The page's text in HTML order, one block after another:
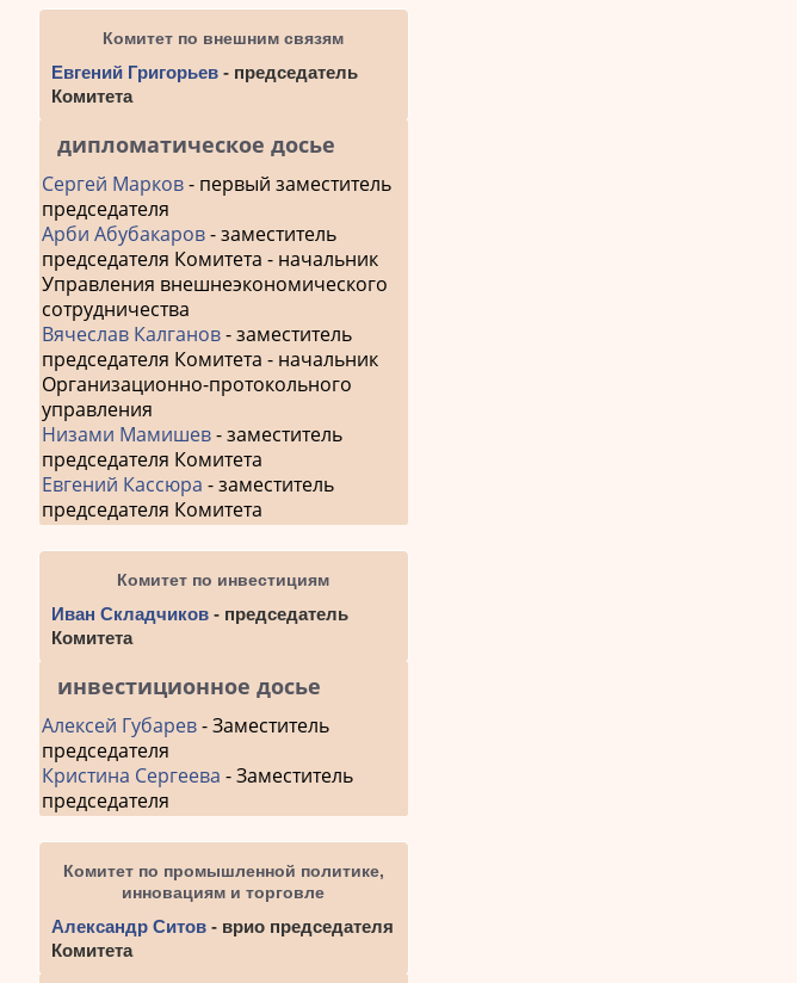
Комитет по внешним связям
Евгений Григорьев - председатель
Комитета
дипломатическое досье
Сергей Марков- первый заместитель
председателя
Арби Абубакаров- заместитель
председателя Комитета - начальник
Управления внешнеэкономического
сотрудничества
Вячеслав Калганов- заместитель
председателя Комитета - начальник
Организационно-протокольного
управления
Низами Мамишев- заместитель
председателя Комитета
Евгений Кассюра - заместитель
председателя Комитета
Комитет по инвестициям
Иван Складчиков - председатель
Комитета
инвестиционное досье
Алексей Губарев- Заместитель
председателя
Кристина Сергеева - Заместитель
председателя
Комитет по промышленной политике,
инновациям и торговле
Александр Ситов - врио председателя
Комитета